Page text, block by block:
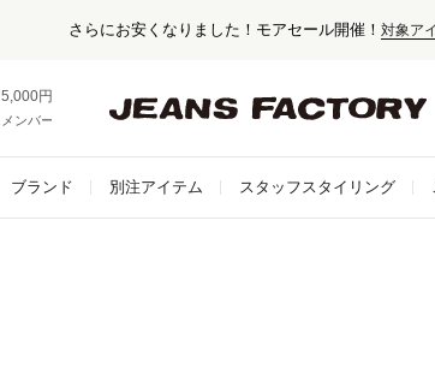
さらにお安くなりました！モアセール開催！ 対象ア
5,000円以上お買い上げで送料無料！
メンバー登録でお得な情報をゲット。さらに詳しく
ブランド 別注アイテム スタッフスタイリング